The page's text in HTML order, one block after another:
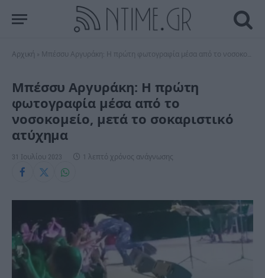
Αρχική Μπέσσυ Αργυράκη: Η πρώτη φωτογραφία μέσα από το νοσοκομείο, μετά το σοκαριστικό ατύχημα
Μπέσσυ Αργυράκη: Η πρώτη
φωτογραφία μέσα από το
νοσοκομείο, μετά το σοκαριστικό
ατύχημα
31 Ιουλίου 2023 1 λεπτό χρόνος ανάγνωσης